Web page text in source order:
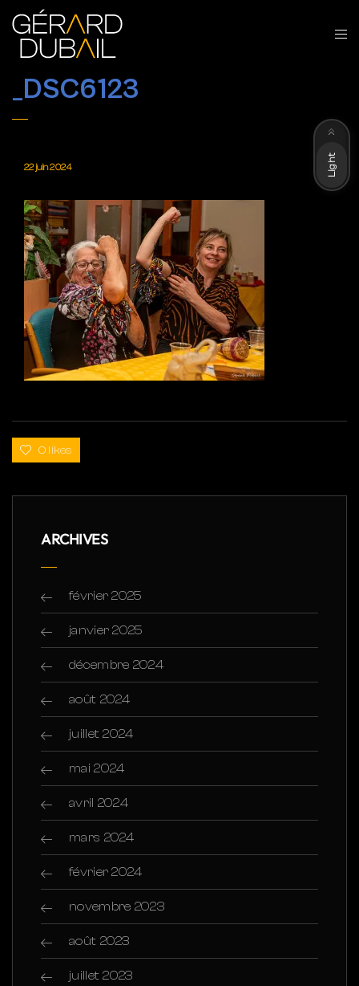
_DSC6123
22 juin 2024
0 likes
ARCHIVES
février 2025
janvier 2025
décembre 2024
août 2024
juillet 2024
mai 2024
avril 2024
mars 2024
février 2024
novembre 2023
août 2023
juillet 2023
Light
Dark